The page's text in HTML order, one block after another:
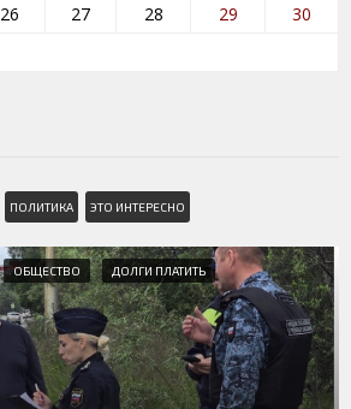
26 27 28 29
30
ПОЛИТИКА ЭТО ИНТЕРЕСНО
ОБЩЕСТВО ДОЛГИ ПЛАТИТЬ